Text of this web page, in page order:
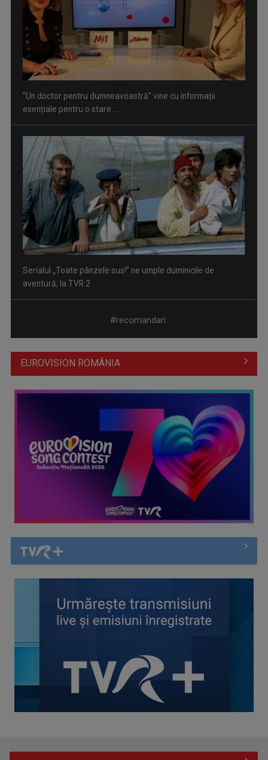
Serialul „Toate pânzele sus!” ne umple duminicile de
aventură, la TVR 2
Piesa „Un actor grăbit” a Laurei Stoica – prima în topul
preferinţelor ...
Cate Blanchett este „Blue Jasmine” – sâmbătă seară, la TVR
Spectacol total la TVR: David Popovici și tricolorii luptă
#recomandari
EUROVISION ROMÂNIA